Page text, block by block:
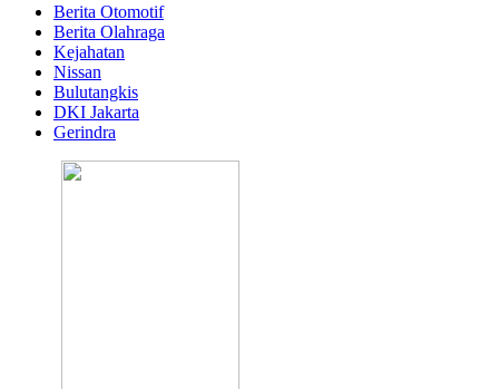
Berita Otomotif
Berita Olahraga
Kejahatan
Nissan
Bulutangkis
DKI Jakarta
Gerindra